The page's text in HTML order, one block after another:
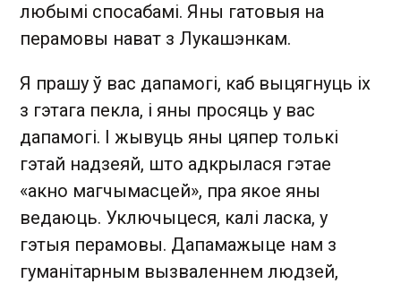
любымі спосабамі. Яны гатовыя на
перамовы нават з Лукашэнкам.
Я прашу ў вас дапамогі, каб выцягнуць іх
з гэтага пекла, і яны просяць у вас
дапамогі. І жывуць яны цяпер толькі
гэтай надзеяй, што адкрылася гэтае
«акно магчымасцей», пра якое яны
ведаюць. Уключыцеся, калі ласка, у
гэтыя перамовы. Дапамажыце нам з
гуманітарным вызваленнем людзей,